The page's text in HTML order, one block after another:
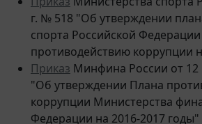
г. № 518 "Об утверждении
спорта Российской
противодействию коррупции
ПриказМинфина России от 12
"Об утверждении Плана
коррупции Министерства
Федерации на 2016-2017 годы"